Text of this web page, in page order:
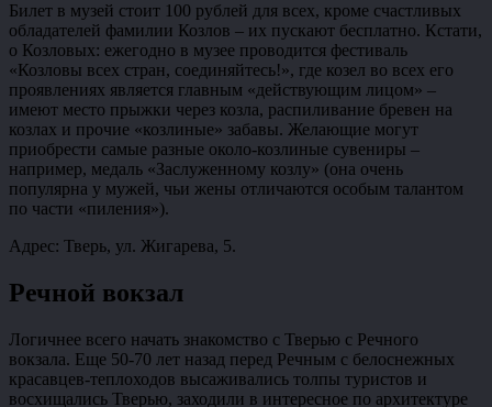
Билет в музей стоит 100 рублей для всех, кроме счастливых
обладателей фамилии Козлов – их пускают бесплатно. Кстати,
о Козловых: ежегодно в музее проводится фестиваль
«Козловы всех стран, соединяйтесь!», где козел во всех его
проявлениях является главным «действующим лицом» –
имеют место прыжки через козла, распиливание бревен на
козлах и прочие «козлиные» забавы. Желающие могут
приобрести самые разные около-козлиные сувениры –
например, медаль «Заслуженному козлу» (она очень
популярна у мужей, чьи жены отличаются особым талантом
по части «пиления»).
Адрес: Тверь, ул. Жигарева, 5.
Речной вокзал
Логичнее всего начать знакомство с Тверью с Речного
вокзала. Еще 50-70 лет назад перед Речным с белоснежных
красавцев-теплоходов высаживались толпы туристов и
восхищались Тверью, заходили в интересное по архитектуре